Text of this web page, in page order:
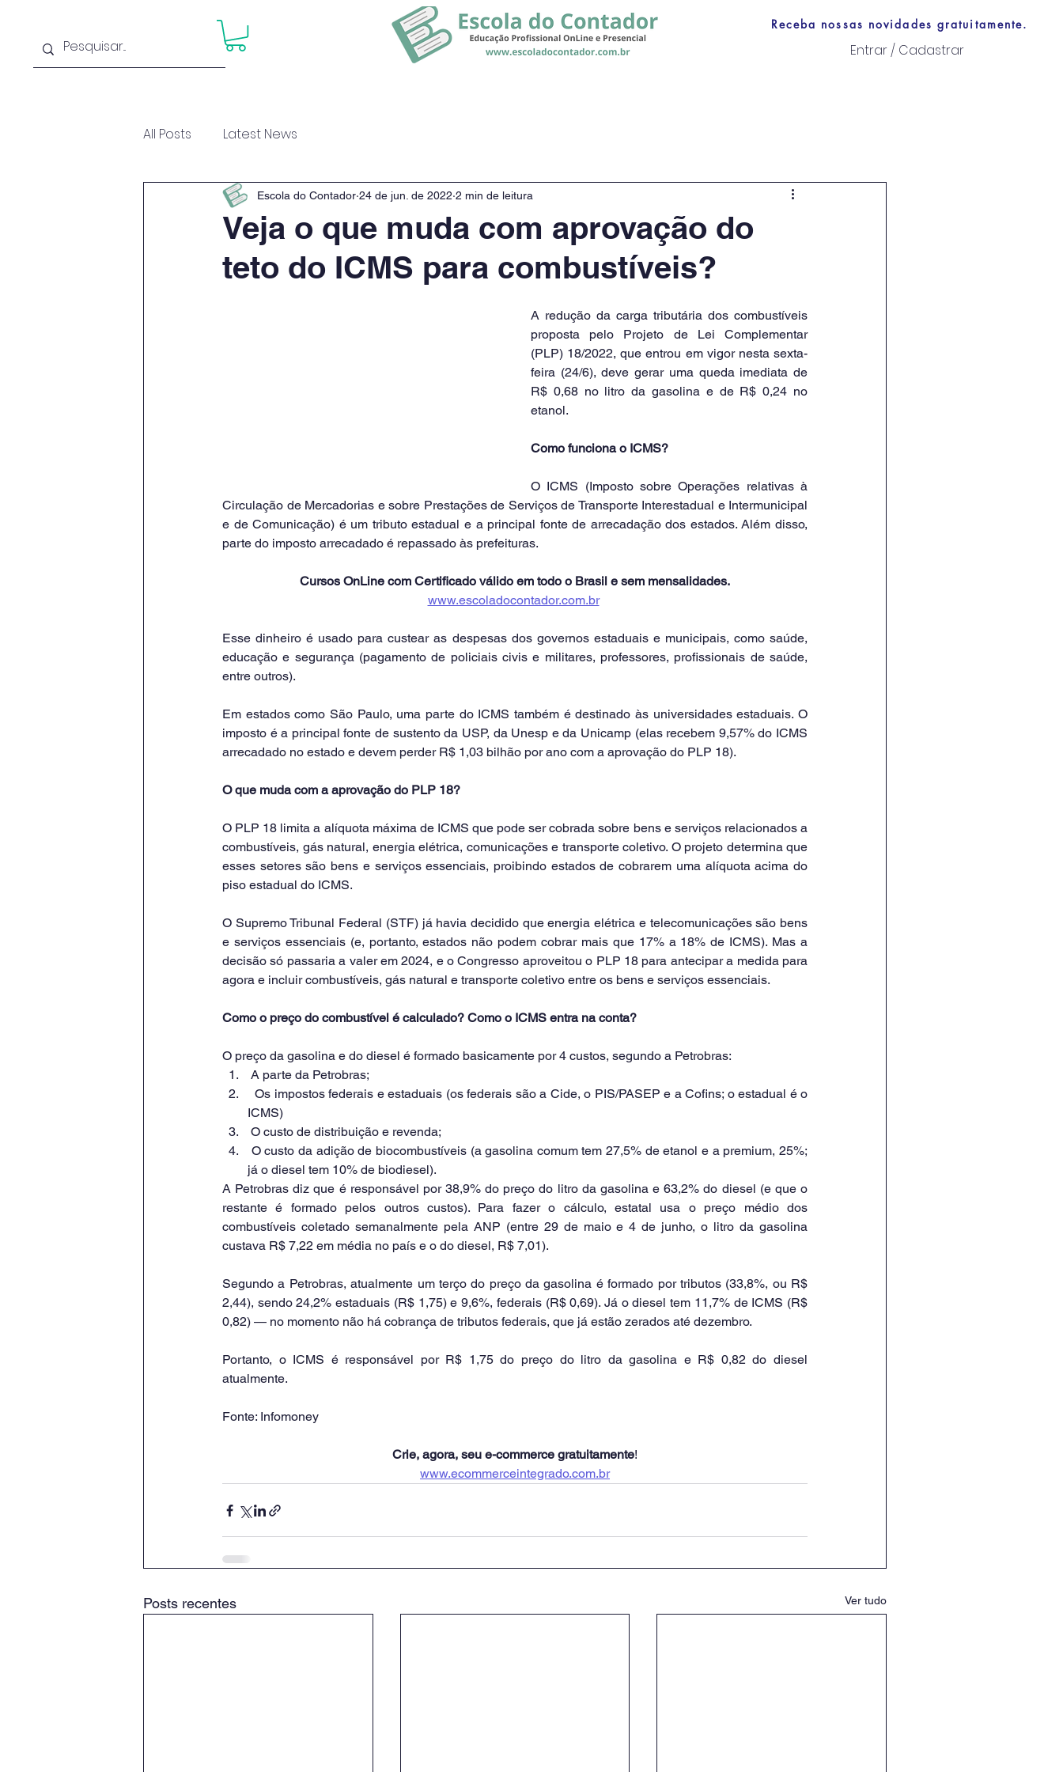
Receba nossas novidades gratuitamente.
Entrar / Cadastrar
All Posts Latest News
Veja o que muda com aprovação do
teto do ICMS para combustíveis?
Escola do Contador 24 de jun. de 2022 2 min de leitura
A redução da carga tributária dos combustíveis
proposta pelo Projeto de Lei Complementar
(PLP) 18/2022, que entrou em vigor nesta sexta-
feira (24/6), deve gerar uma queda imediata de
R$ 0,68 no litro da gasolina e de R$ 0,24 no
etanol.
Como funciona o ICMS?
O ICMS (Imposto sobre Operações relativas à
Circulação de Mercadorias e sobre Prestações de Serviços de Transporte Interestadual e Intermunicipal
e de Comunicação) é um tributo estadual e a principal fonte de arrecadação dos estados. Além disso,
parte do imposto arrecadado é repassado às prefeituras.
Cursos OnLine com Certificado válido em todo o Brasil e sem mensalidades.
www.escoladocontador.com.br
Esse dinheiro é usado para custear as despesas dos governos estaduais e municipais, como saúde,
educação e segurança (pagamento de policiais civis e militares, professores, profissionais de saúde,
entre outros).
Em estados como São Paulo, uma parte do ICMS também é destinado às universidades estaduais. O
imposto é a principal fonte de sustento da USP, da Unesp e da Unicamp (elas recebem 9,57% do ICMS
arrecadado no estado e devem perder R$ 1,03 bilhão por ano com a aprovação do PLP 18).
O que muda com a aprovação do PLP 18?
O PLP 18 limita a alíquota máxima de ICMS que pode ser cobrada sobre bens e serviços relacionados a
combustíveis, gás natural, energia elétrica, comunicações e transporte coletivo. O projeto determina que
esses setores são bens e serviços essenciais, proibindo estados de cobrarem uma alíquota acima do
piso estadual do ICMS.
O Supremo Tribunal Federal (STF) já havia decidido que energia elétrica e telecomunicações são bens
e serviços essenciais (e, portanto, estados não podem cobrar mais que 17% a 18% de ICMS). Mas a
decisão só passaria a valer em 2024, e o Congresso aproveitou o PLP 18 para antecipar a medida para
agora e incluir combustíveis, gás natural e transporte coletivo entre os bens e serviços essenciais.
Como o preço do combustível é calculado? Como o ICMS entra na conta?
O preço da gasolina e do diesel é formado basicamente por 4 custos, segundo a Petrobras:
A parte da Petrobras;
ICMS)
O custo de distribuição e revenda;
já o diesel tem 10% de biodiesel).
A Petrobras diz que é responsável por 38,9% do preço do litro da gasolina e 63,2% do diesel (e que o
restante é formado pelos outros custos). Para fazer o cálculo, estatal usa o preço médio dos
combustíveis coletado semanalmente pela ANP (entre 29 de maio e 4 de junho, o litro da gasolina
custava R$ 7,22 em média no país e o do diesel, R$ 7,01).
Segundo a Petrobras, atualmente um terço do preço da gasolina é formado por tributos (33,8%, ou R$
2,44), sendo 24,2% estaduais (R$ 1,75) e 9,6%, federais (R$ 0,69). Já o diesel tem 11,7% de ICMS (R$
0,82) — no momento não há cobrança de tributos federais, que já estão zerados até dezembro.
Portanto, o ICMS é responsável por R$ 1,75 do preço do litro da gasolina e R$ 0,82 do diesel
atualmente.
Fonte: Infomoney
Crie, agora, seu e-commerce gratuitamente!
www.ecommerceintegrado.com.br
Posts recentes Ver tudo